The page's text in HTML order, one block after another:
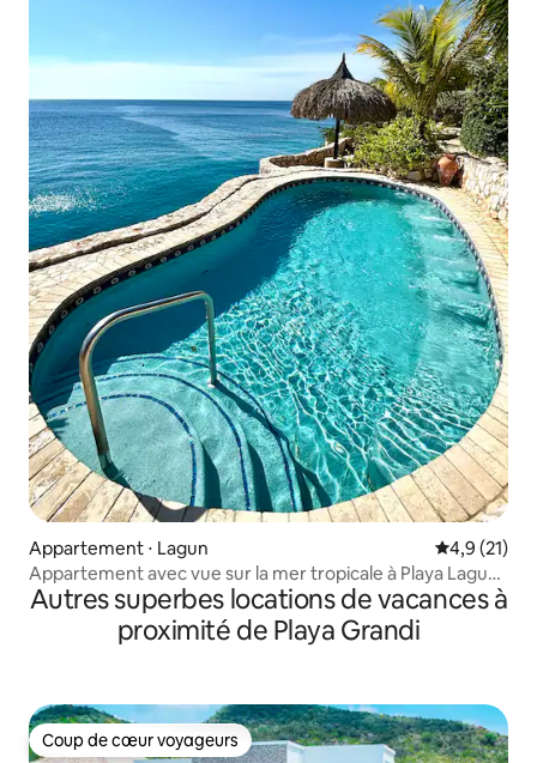
Appartement ⋅ Lagun Évaluation
4,9 (21)
Appartement avec vue sur la mer tropicale à Playa Lagun,
Curaçao
Autres superbes locations de vacances à
proximité de Playa Grandi
Coup de cœur voyageurs
Coup de cœur voyageurs